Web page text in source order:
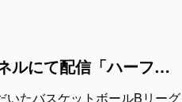
千葉ジェッツYouTubeチャネルにて配信「ハーフタイムショーで更なる熱狂を！BMX - AIR TRICK SHOW の挑戦」by 鎌ケ谷巧業
いたバスケットボールBリーグ